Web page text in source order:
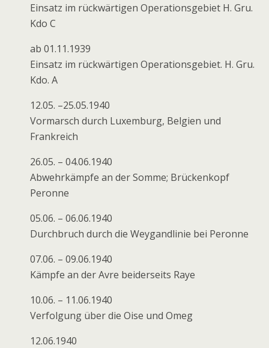
Einsatz im rückwärtigen Operationsgebiet H. Gru.
Kdo C
ab 01.11.1939
Einsatz im rückwärtigen Operationsgebiet. H. Gru.
Kdo. A
12.05. –25.05.1940
Vormarsch durch Luxemburg, Belgien und
Frankreich
26.05. – 04.06.1940
Abwehrkämpfe an der Somme; Brückenkopf
Peronne
05.06. – 06.06.1940
Durchbruch durch die Weygandlinie bei Peronne
07.06. – 09.06.1940
Kämpfe an der Avre beiderseits Raye
10.06. – 11.06.1940
Verfolgung über die Oise und Omeg
12.06.1940